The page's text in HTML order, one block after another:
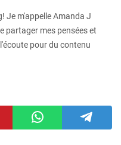
Je m'appelle Amanda J
partager mes pensées et
pour du contenu